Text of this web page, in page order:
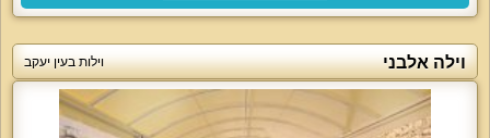
וילה אלבני וילות בעין יעקב